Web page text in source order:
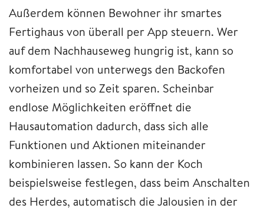
Außerdem können Bewohner ihr smartes
Fertighaus von überall per App steuern. Wer
auf dem Nachhauseweg hungrig ist, kann so
komfortabel von unterwegs den Backofen
vorheizen und so Zeit sparen. Scheinbar
endlose Möglichkeiten eröffnet die
Hausautomation dadurch, dass sich alle
Funktionen und Aktionen miteinander
kombinieren lassen. So kann der Koch
beispielsweise festlegen, dass beim Anschalten
des Herdes, automatisch die Jalousien in der